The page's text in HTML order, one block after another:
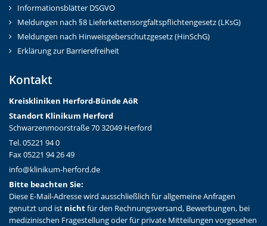
Informationsblätter DSGVO
Meldungen nach §8 Lieferkettensorgfaltspflichtengesetz (LKsG)
Meldungen nach Hinweisgeberschutzgesetz (HinSchG)
Erklärung zur Barrierefreiheit
Kontakt
Kreiskliniken Herford-Bünde AöR
Standort Klinikum Herford
Schwarzenmoorstraße 70 32049 Herford
Tel. 05221 94 0
Fax 05221 94 26 49
info@klinikum-herford.de
Bitte beachten Sie:
Diese E-Mail-Adresse wird ausschließlich für allgemeine Anfragen
genutzt und ist nichtfür den Rechnungsversand, Bewerbungen, bei
medizinischen Fragestellung oder für private Mitteilungen vorgesehen